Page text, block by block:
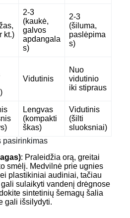
kt.)
2-3
(kaukė,
galvos
apdangala
s)
2-3
(šiluma,
paslėpima
s)
Vidutinis
Nuo
vidutinio
iki stipraus
Lengvas
(kompakti
škas)
Vidutinis
(šilti
sluoksniai)
pasirinkimas
: Praleidžia orą, greitai
smėlį. Medvilnė prie ugnies
plastikiniai audiniai, tačiau
sulaikyti vandenį drėgnose
sintetinių šemagų šalia
gali išsilydyti.